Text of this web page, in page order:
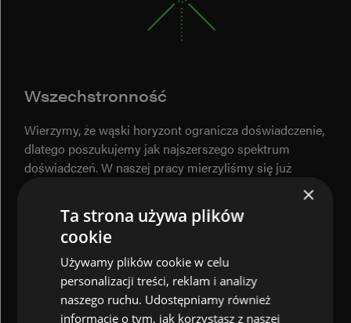
Wszechstronność
Wierzymy, że wąski horyzont ogranicza doświadczenie,
dlatego poszukujemy jak najszerszego spektrum
doświadczeń. W naszej pracy mierzyliśmy się już
z projektami różnymi pod każdym względem: branży,
przeznaczenia, technologii, czy stopnia zaawansowania.
Uczestniczyliśmy w budowaniu projektów
od fundamentów, jak i w poprawianiu istniejących już
rozwiązań. Uważamy, że tylko dzięki takiej postawie
możemy zrozumieć otaczający nas świat biznesu
i technologii w najbardziej wyczerpujący sposób.
×
Ta strona używa plików
cookie
Używamy plików cookie w celu
personalizacji treści, reklam i analizy
naszego ruchu. Udostępniamy również
informacje o tym, jak korzystasz z naszej